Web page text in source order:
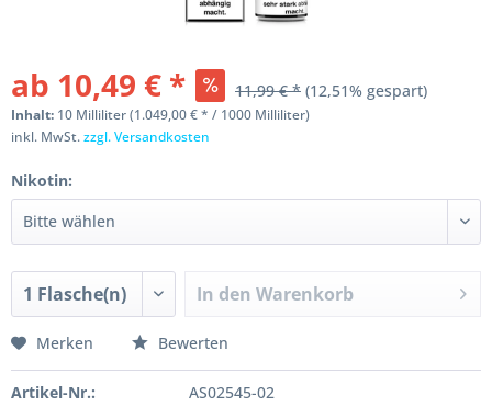
ab 10,49 € * 11,99 € * (12,51% gespart)
Inhalt: 10 Milliliter (1.049,00 € * / 1000 Milliliter)
inkl. MwSt.zzgl. Versandkosten
Nikotin:
In den Warenkorb
Merken Bewerten
Artikel-Nr.: AS02545-02